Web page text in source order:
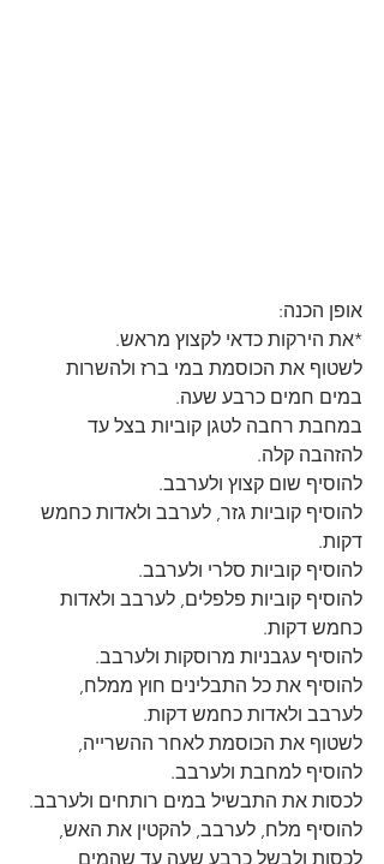
אופן הכנה:
*את הירקות כדאי לקצוץ מראש.
לשטוף את הכוסמת במי ברז ולהשרות
במים חמים כרבע שעה.
במחבת רחבה לטגן קוביות בצל עד
להזהבה קלה.
להוסיף שום קצוץ ולערבב.
להוסיף קוביות גזר, לערבב ולאדות כחמש
דקות.
להוסיף קוביות סלרי ולערבב.
להוסיף קוביות פלפלים, לערבב ולאדות
כחמש דקות.
להוסיף עגבניות מרוסקות ולערבב.
להוסיף את כל התבלינים חוץ ממלח,
לערבב ולאדות כחמש דקות.
לשטוף את הכוסמת לאחר ההשרייה,
להוסיף למחבת ולערבב.
לכסות את התבשיל במים רותחים ולערבב.
להוסיף מלח, לערבב, להקטין את האש,
לכסות ולבשל כרבע שעה עד שהמים